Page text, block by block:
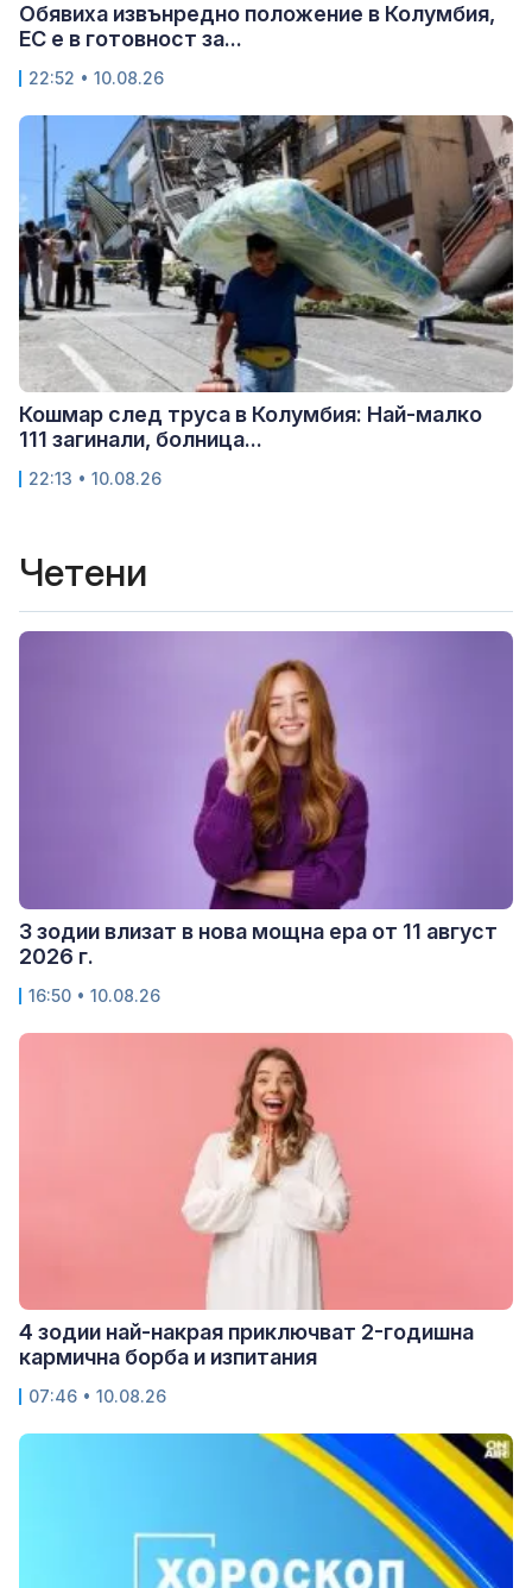
Обявиха извънредно положение в Колумбия,
ЕС е в готовност за...
22:52 • 10.08.26
Кошмар след труса в Колумбия: Най-малко
111 загинали, болница...
22:13 • 10.08.26
Четени
3 зодии влизат в нова мощна ера от 11 август
2026 г.
16:50 • 10.08.26
4 зодии най-накрая приключват 2-годишна
кармична борба и изпитания
07:46 • 10.08.26